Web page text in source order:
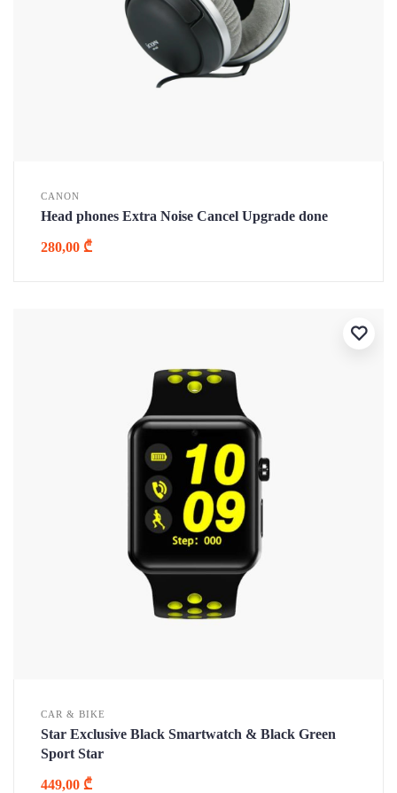
CANON
Head phones Extra Noise Cancel Upgrade done
280,00 ₾
CAR & BIKE
Star Exclusive Black Smartwatch & Black Green
Sport Star
449,00 ₾